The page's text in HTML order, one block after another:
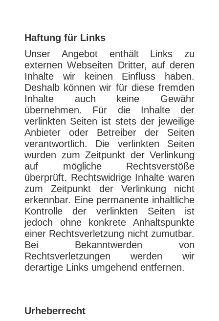
Haftung für Links
Unser Angebot enthält Links zu
externen Webseiten Dritter, auf deren
Inhalte wir keinen Einfluss haben.
Deshalb können wir für diese fremden
Inhalte auch keine Gewähr
übernehmen. Für die Inhalte der
verlinkten Seiten ist stets der jeweilige
Anbieter oder Betreiber der Seiten
verantwortlich. Die verlinkten Seiten
wurden zum Zeitpunkt der Verlinkung
auf mögliche Rechtsverstöße
überprüft. Rechtswidrige Inhalte waren
zum Zeitpunkt der Verlinkung nicht
erkennbar. Eine permanente inhaltliche
Kontrolle der verlinkten Seiten ist
jedoch ohne konkrete Anhaltspunkte
einer Rechtsverletzung nicht zumutbar.
Bei Bekanntwerden von
Rechtsverletzungen werden wir
derartige Links umgehend entfernen.
Urheberrecht